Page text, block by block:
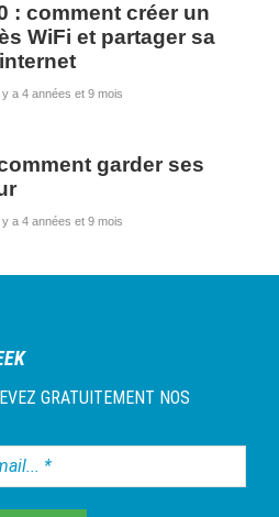
: comment créer un
WiFi et partager sa
Il y a 4 années et 9 mois
garder ses
Il y a 4 années et 9 mois
GRATUITEMENT NOS